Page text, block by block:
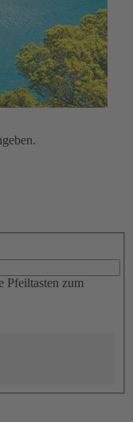
Pfeiltasten zum